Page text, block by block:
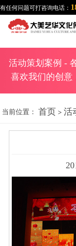
有任何问题可打咨询电话：
活动策划案例 -
喜欢我们的创意
当前位置： 首页 > 活